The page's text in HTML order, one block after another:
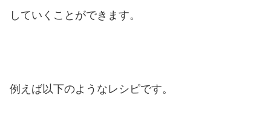
していくことができます。
例えば以下のようなレシピです。